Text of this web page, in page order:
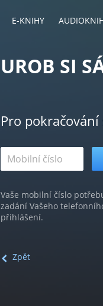
E-KNIHY
UROB SI
Pro
Vaše mobilní číslo
zadání Vašeho
přihlášení.
Zpět